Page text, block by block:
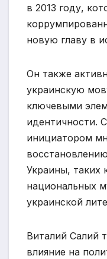
в 2013 году,
новую главу в
Он также
украинскую
ключевыми
идентичности.
инициатором
Украины, таких
национальных
украинской
Виталий Салий
влияние на